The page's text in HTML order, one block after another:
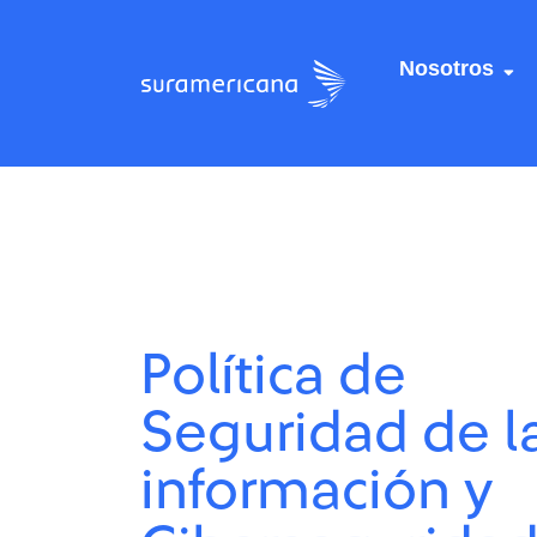
Nosotros
Política de
Seguridad de
información y